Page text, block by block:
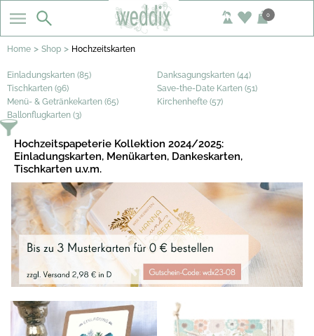
0
Home > Shop > Hochzeitskarten
Einladungskarten (85)
Danksagungskarten (44)
Tischkarten (96)
Save-the-Date Karten (51)
Menü- & Getränkekarten (65)
Kirchenhefte (57)
Ballonflugkarten (3)
Hochzeitspapeterie Kollektion 2024/2025:
Einladungskarten, Menükarten, Dankeskarten,
Tischkarten u.v.m.